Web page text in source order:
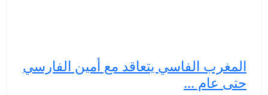
المغرب الفاسي يتعاقد مع أمين الفارسي
حتى عام ...